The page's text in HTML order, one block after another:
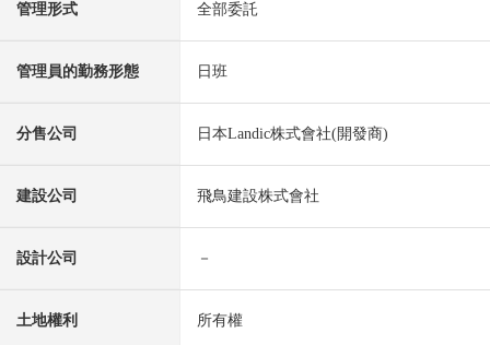
管理形式 全部委託
管理員的勤務形態 日班
分售公司 日本Landic株式會社(開發商)
建設公司 飛鳥建設株式會社
設計公司 －
土地權利 所有權